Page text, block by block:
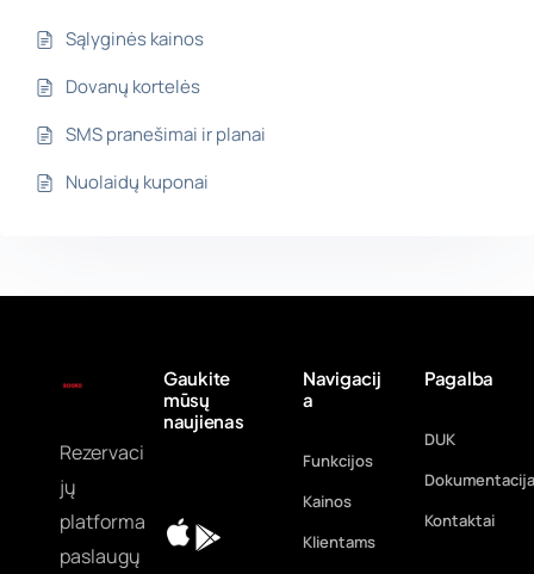
Sąlyginės kainos
Dovanų kortelės
SMS pranešimai ir planai
Nuolaidų kuponai
Rezervaci
jų
platforma
paslaugų
Navigacij
a
Funkcijos
Kainos
Klientams
Pagalba
DUK
Dokumentacija
Kontaktai
Gaukite
mūsų
naujienas